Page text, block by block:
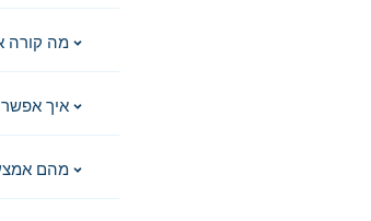
מה קורה
איך
מהם